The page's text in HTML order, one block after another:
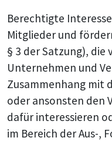
Berechtigte
Mitglieder und
§ 3 der Satzung), die
Unternehmen und
Zusammenhang mit
oder ansonsten den
dafür interessieren
im Bereich der Aus-,